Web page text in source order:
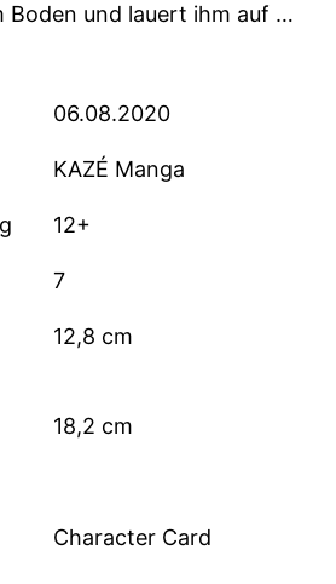
Boden und lauert ihm auf …
06.08.2020
KAZÉ Manga
12+
7
12,8 cm
18,2 cm
Character Card